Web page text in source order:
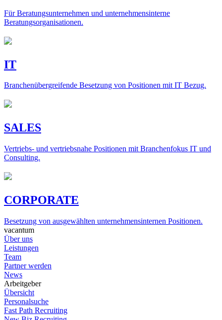
Für Beratungsunternehmen und unternehmensinterne
Beratungsorganisationen.
IT
Branchenübergreifende Besetzung von Positionen mit IT Bezug.
SALES
Vertriebs- und vertriebsnahe Positionen mit Branchenfokus IT und
Consulting.
CORPORATE
Besetzung von ausgewählten unternehmensinternen Positionen.
vacantum
Über uns
Leistungen
Team
Partner werden
News
Arbeitgeber
Übersicht
Personalsuche
Fast Path Recruiting